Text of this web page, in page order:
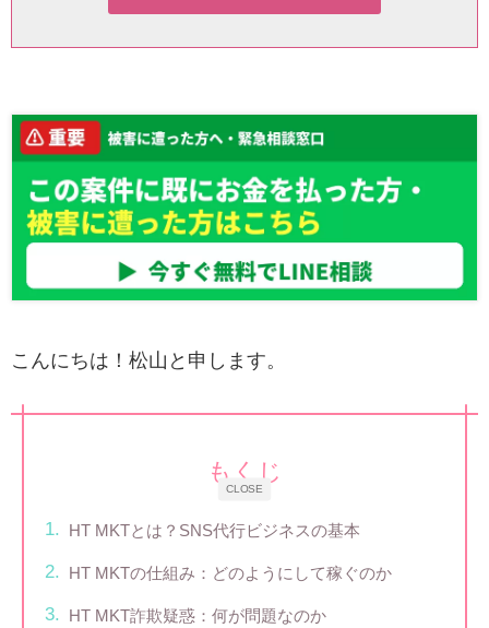
こんにちは！松山と申します。
CLOSE
もくじ
HT MKTとは？SNS代行ビジネスの基本
HT MKTの仕組み：どのようにして稼ぐのか
HT MKT詐欺疑惑：何が問題なのか